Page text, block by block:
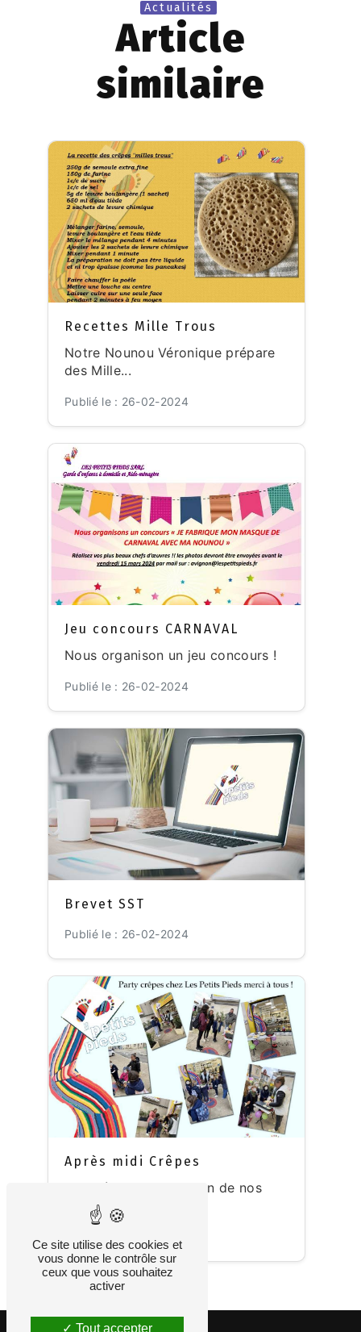
Actualités
Article
similaire
Recettes Mille Trous
Notre Nounou Véronique prépare
des Mille...
Publié le : 26-02-2024
Jeu concours CARNAVAL
Nous organison un jeu concours !
Publié le : 26-02-2024
Brevet SST
Publié le : 26-02-2024
Après midi Crêpes
Merci à la collaboration de nos
intervenants...
Ce site utilise des cookies et
vous donne le contrôle sur
ceux que vous souhaitez
activer
Tout accepter